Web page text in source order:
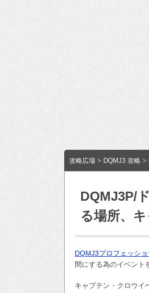
攻略広場 > DQMJ3 攻略 >
DQMJ3P/
る場所、
DQMJ3プロフェッシ
間にする為のイベント
キャプテン・クロウイ